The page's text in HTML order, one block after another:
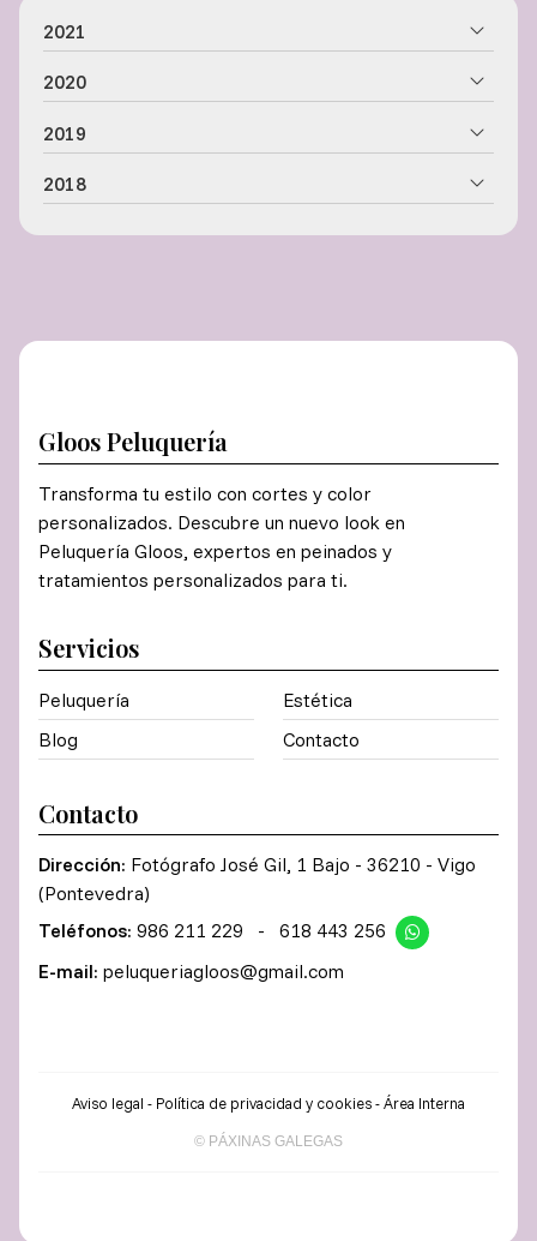
2021
2020
2019
2018
Gloos Peluquería
Transforma tu estilo con cortes y color
personalizados. Descubre un nuevo look en
Peluquería Gloos, expertos en peinados y
tratamientos personalizados para ti.
Servicios
Peluquería
Estética
Blog
Contacto
Contacto
Dirección: Fotógrafo José Gil, 1 Bajo - 36210 - Vigo
(Pontevedra)
Teléfonos: 986 211 229 -
618 443 256
E-mail: peluqueriagloos@gmail.com
Aviso legal - Política de privacidad y cookies-Área Interna
© PÁXINAS GALEGAS